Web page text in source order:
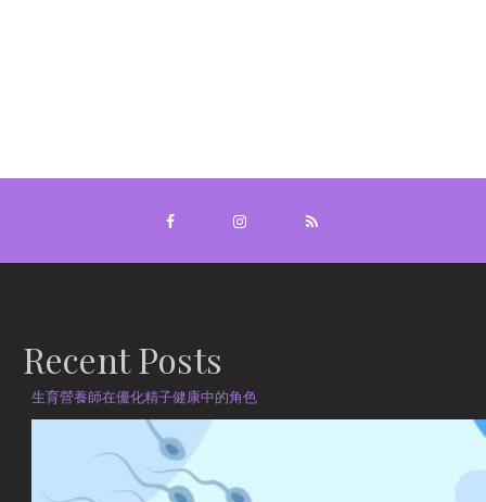
Recent Posts
生育營養師在優化精子健康中的角色